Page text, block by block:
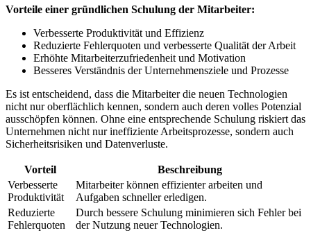
Vorteile ⁢einer gründlichen Schulung der Mitarbeiter:
Verbesserte Produktivität und Effizienz
Reduzierte Fehlerquoten und ‌verbesserte⁢ Qualität der Arbeit
Erhöhte Mitarbeiterzufriedenheit und Motivation
Besseres⁣ Verständnis der Unternehmensziele und‍ Prozesse
Es ist entscheidend, dass‌ die Mitarbeiter die neuen‌ Technologien
nicht nur oberflächlich kennen, sondern auch deren volles Potenzial
ausschöpfen können. Ohne eine entsprechende Schulung riskiert das
Unternehmen nicht nur ineffiziente Arbeitsprozesse, sondern auch
Sicherheitsrisiken und‍ Datenverluste.
Vorteil
Beschreibung
Verbesserte
⁤Produktivität
Mitarbeiter können‌ effizienter arbeiten und
Aufgaben schneller erledigen.
Reduzierte
Fehlerquoten
Durch bessere Schulung minimieren sich Fehler bei
​der Nutzung neuer Technologien.